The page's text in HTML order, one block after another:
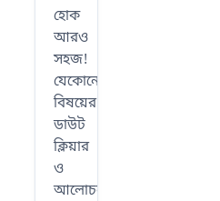
হোক
আরও
সহজ!
যেকোনো
বিষয়ের
ডাউট
ক্লিয়ার
ও
আলোচনার